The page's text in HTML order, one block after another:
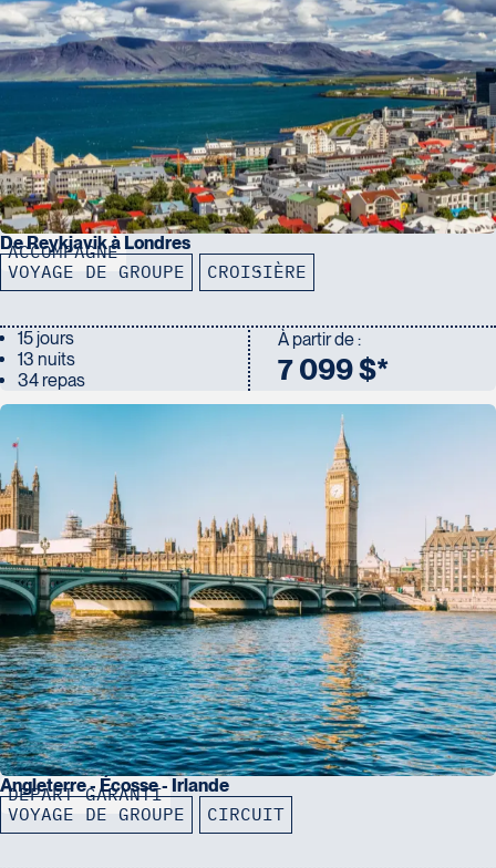
Forfait 10 photos par cabine
100 $ US de crédit à bord par cabine
ACCOMPAGNÉ
De Reykjavik à Londres
VOYAGE DE GROUPE CROISIÈRE
15 jours
13 nuits
34 repas
À partir de :
7 099 $*
DÉPART GARANTI
Angleterre - Écosse - Irlande
VOYAGE DE GROUPE CIRCUIT